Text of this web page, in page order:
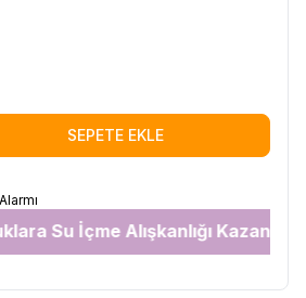
SEPETE EKLE
Su İçme Alışkanlığı